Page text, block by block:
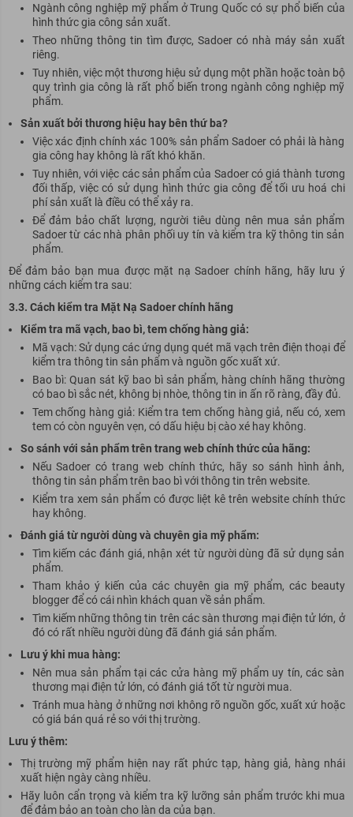
Ngành công nghiệp mỹ phẩm ở Trung Quốc có sự phổ biến của
hình thức gia công sản xuất.
Theo những thông tin tìm được, Sadoer có nhà máy sản xuất
riêng.
Tuy nhiên, việc một thương hiệu sử dụng một phần hoặc toàn bộ
quy trình gia công là rất phổ biến trong ngành công nghiệp mỹ
phẩm.
Sản xuất bởi thương hiệu hay bên thứ ba?
Việc xác định chính xác 100% sản phẩm Sadoer có phải là hàng
gia công hay không là rất khó khăn.
Tuy nhiên, với việc các sản phẩm của Sadoer có giá thành tương
đối thấp, việc có sử dụng hình thức gia công để tối ưu hoá chi
phí sản xuất là điều có thể xảy ra.
Để đảm bảo chất lượng, người tiêu dùng nên mua sản phẩm
Sadoer từ các nhà phân phối uy tín và kiểm tra kỹ thông tin sản
phẩm.
Để đảm bảo bạn mua được mặt nạ Sadoer chính hãng, hãy lưu ý
những cách kiểm tra sau:
3.3. Cách kiểm tra Mặt Nạ Sadoer chính hãng
Kiểm tra mã vạch, bao bì, tem chống hàng giả:
Mã vạch: Sử dụng các ứng dụng quét mã vạch trên điện thoại để
kiểm tra thông tin sản phẩm và nguồn gốc xuất xứ.
Bao bì: Quan sát kỹ bao bì sản phẩm, hàng chính hãng thường
có bao bì sắc nét, không bị nhòe, thông tin in ấn rõ ràng, đầy đủ.
Tem chống hàng giả: Kiểm tra tem chống hàng giả, nếu có, xem
tem có còn nguyên vẹn, có dấu hiệu bị cào xé hay không.
So sánh với sản phẩm trên trang web chính thức của hãng:
Nếu Sadoer có trang web chính thức, hãy so sánh hình ảnh,
thông tin sản phẩm trên bao bì với thông tin trên website.
Kiểm tra xem sản phẩm có được liệt kê trên website chính thức
hay không.
Đánh giá từ người dùng và chuyên gia mỹ phẩm:
Tìm kiếm các đánh giá, nhận xét từ người dùng đã sử dụng sản
phẩm.
Tham khảo ý kiến của các chuyên gia mỹ phẩm, các beauty
blogger để có cái nhìn khách quan về sản phẩm.
Tìm kiếm những thông tin trên các sàn thương mại điện tử lớn, ở
đó có rất nhiều người dùng đã đánh giá sản phẩm.
Lưu ý khi mua hàng:
Nên mua sản phẩm tại các cửa hàng mỹ phẩm uy tín, các sàn
thương mại điện tử lớn, có đánh giá tốt từ người mua.
Tránh mua hàng ở những nơi không rõ nguồn gốc, xuất xứ hoặc
có giá bán quá rẻ so với thị trường.
Lưu ý thêm:
Thị trường mỹ phẩm hiện nay rất phức tạp, hàng giả, hàng nhái
xuất hiện ngày càng nhiều.
Hãy luôn cẩn trọng và kiểm tra kỹ lưỡng sản phẩm trước khi mua
để đảm bảo an toàn cho làn da của bạn.